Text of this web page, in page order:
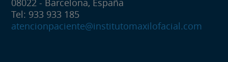
08022 - Barcelona, España
Tel: 933 933 185
atencionpaciente@institutomaxilofacial.com